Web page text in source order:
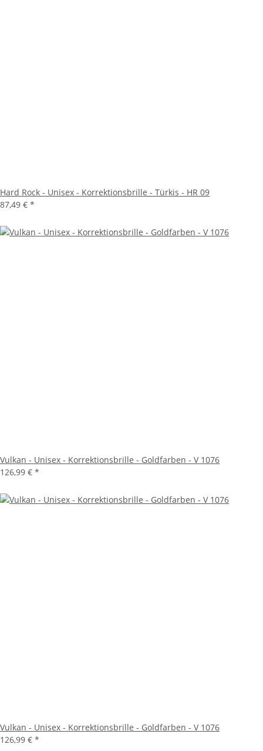
Hard Rock - Unisex - Korrektionsbrille - Türkis - HR 09
87,49 € *
Vulkan - Unisex - Korrektionsbrille - Goldfarben - V 1076
126,99 € *
Vulkan - Unisex - Korrektionsbrille - Goldfarben - V 1076
126,99 € *